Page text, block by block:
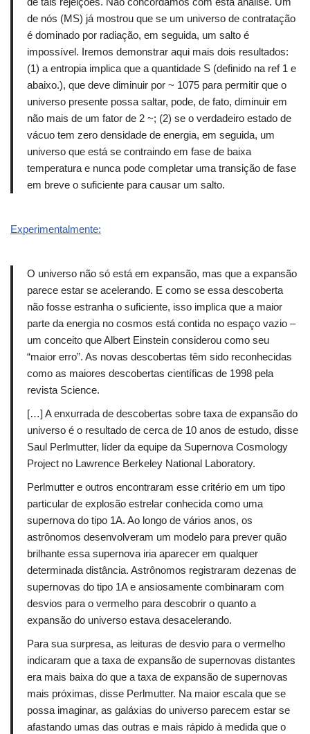
de nós (MS) já mostrou que se um universo de contratação
é dominado por radiação, em seguida, um salto é
impossível. Iremos demonstrar aqui mais dois resultados:
(1) a entropia implica que a quantidade S (definido na ref 1 e
abaixo.), que deve diminuir por ~ 1075 para permitir que o
universo presente possa saltar, pode, de fato, diminuir em
não mais de um fator de 2 ~; (2) se o verdadeiro estado de
vácuo tem zero densidade de energia, em seguida, um
universo que está se contraindo em fase de baixa
temperatura e nunca pode completar uma transição de fase
em breve o suficiente para causar um salto.
Experimentalmente:
O universo não só está em expansão, mas que a expansão
parece estar se acelerando. E como se essa descoberta
não fosse estranha o suficiente, isso implica que a maior
parte da energia no cosmos está contida no espaço vazio –
um conceito que Albert Einstein considerou como seu
“maior erro”. As novas descobertas têm sido reconhecidas
como as maiores descobertas científicas de 1998 pela
revista Science.
[…] A enxurrada de descobertas sobre taxa de expansão do
universo é o resultado de cerca de 10 anos de estudo, disse
Saul Perlmutter, líder da equipe da Supernova Cosmology
Project no Lawrence Berkeley National Laboratory.
Perlmutter e outros encontraram esse critério em um tipo
particular de explosão estrelar conhecida como uma
supernova do tipo 1A. Ao longo de vários anos, os
astrônomos desenvolveram um modelo para prever quão
brilhante essa supernova iria aparecer em qualquer
determinada distância. Astrônomos registraram dezenas de
supernovas do tipo 1A e ansiosamente combinaram com
desvios para o vermelho para descobrir o quanto a
expansão do universo estava desacelerando.
Para sua surpresa, as leituras de desvio para o vermelho
indicaram que a taxa de expansão de supernovas distantes
era mais baixa do que a taxa de expansão de supernovas
mais próximas, disse Perlmutter. Na maior escala que se
possa imaginar, as galáxias do universo parecem estar se
afastando umas das outras e mais rápido à medida que o